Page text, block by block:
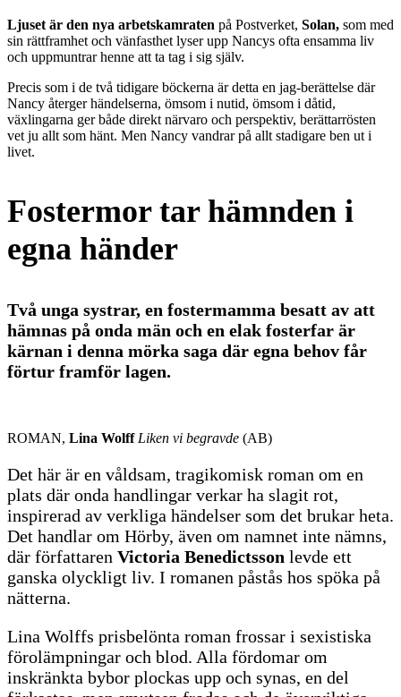
Ljuset är den nya arbetskamraten på Postverket, Solan, som med
sin rättframhet och vänfasthet lyser upp Nancys ofta ensamma liv
och uppmuntrar henne att ta tag i sig själv.
Precis som i de två tidigare böckerna är detta en jag-berättelse där
Nancy återger händelserna, ömsom i nutid, ömsom i dåtid,
växlingarna ger både direkt närvaro och perspektiv, berättarrösten
vet ju allt som hänt. Men Nancy vandrar på allt stadigare ben ut i
livet.
Fostermor tar hämnden i
egna händer
Två unga systrar, en fostermamma besatt av att
hämnas på onda män och en elak fosterfar är
kärnan i denna mörka saga där egna behov får
förtur framför lagen.
ROMAN, Lina Wolff Liken vi begravde (AB)
Det här är en våldsam, tragikomisk roman om en
plats där onda handlingar verkar ha slagit rot,
inspirerad av verkliga händelser som det brukar heta.
Det handlar om Hörby, även om namnet inte nämns,
där författaren Victoria Benedictsson levde ett
ganska olyckligt liv. I romanen påstås hos spöka på
nätterna.
Lina Wolffs prisbelönta roman frossar i sexistiska
förolämpningar och blod. Alla fördomar om
inskränkta bybor plockas upp och synas, en del